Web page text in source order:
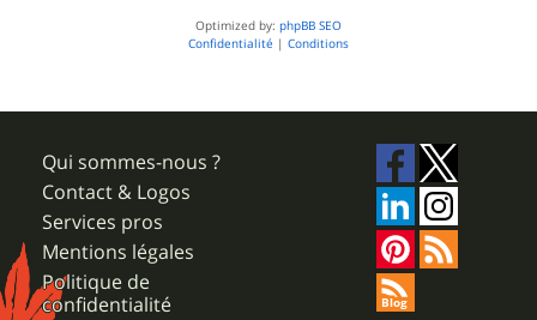
Optimized by: phpBB SEO
Confidentialité | Conditions
Qui sommes-nous ?
Contact & Logos
Services pros
Mentions légales
Politique de
confidentialité